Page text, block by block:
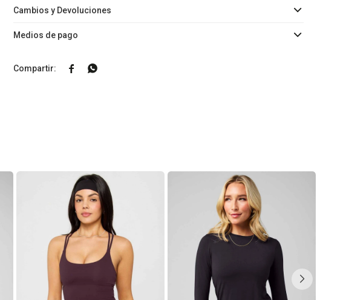
Cambios y Devoluciones
Medios de pago
 